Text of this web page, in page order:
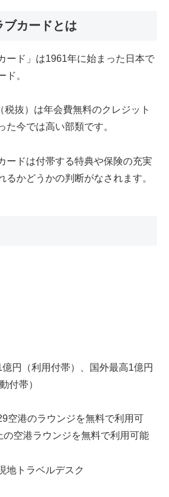
ブカードとは
ード」は1961年に始まった日本で
ド。
抜）は年会費無料のクレジット
た今では高い部類です。
ードは付帯する特典や保険の充実
るかどうかの判断がなされます。
円（利用付帯）、国外最高1億円
付帯）
空港のラウンジを無料で利用可
空港ラウンジを無料で利用可能
地トラベルデスク